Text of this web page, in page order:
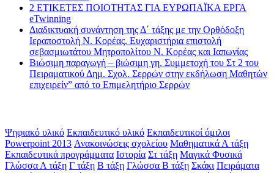
2 ΕΤΙΚΕΤΕΣ ΠΟΙΟΤΗΤΑΣ ΓΙΑ ΕΥΡΩΠΑΪΚΑ ΕΡΓΑ
eTwinning
Διαδικτυακή συνάντηση της Δ΄ τάξης με την Ορθόδοξη
Ιεραποστολή Ν. Κορέας. Ευχαριστήρια επιστολή
σεβασμιωτάτου Μητροπολίτου Ν. Κορέας και Ιαπωνίας
Βιώσιμη παραγωγή – βιώσιμη γη. Συμμετοχή του Στ 2 του
Πειραματικού Δημ. Σχολ. Σερρών στην εκδήλωση Μαθητών
επιχειρείν” από το Επιμελητήριο Σερρών
Ψηφιακό υλικό Εκπαιδευτικό υλικό Εκπαιδευτικοί όμιλοι
Powerpoint 2013 Ανακοινώσεις σχολείου Μαθηματικά Α τάξη
Εκπαιδευτικά προγράμματα Ιστορία Στ τάξη Μαγικά Φυσικά
Γλώσσα Α τάξη Γ τάξη Β τάξη Γλώσσα Β τάξη Σκάκι Πειράματα